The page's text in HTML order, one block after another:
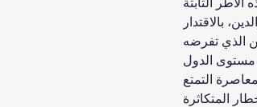
الثابتة
بالاقتدار
الذي تفرضه
مستوى الدول
التمتع